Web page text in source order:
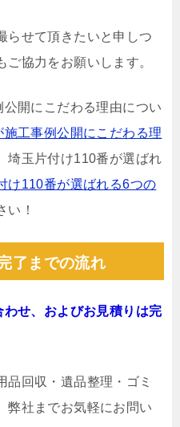
らせて頂きたいと申しつ
協力をお願いします。
開にこだわる理由につい
工事例公開にこだわる理
埼玉片付け110番が選ばれ
け110番が選ばれる6つの
い！
了までの流れ
わせ、およびお見積りは完
品回収・遺品整理・ゴミ
弊社までお気軽にお問い